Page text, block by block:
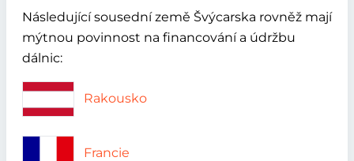
Následující sousední země Švýcarska rovněž mají
mýtnou povinnost na financování a údržbu
dálnic:
Rakousko
Francie